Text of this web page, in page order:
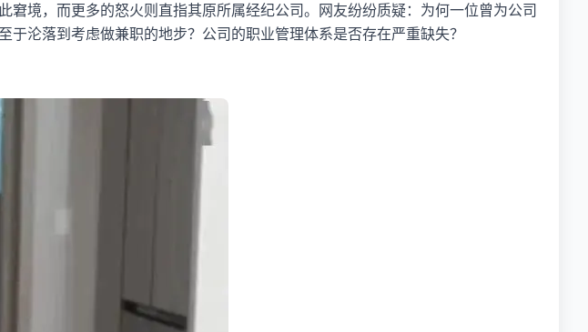
境，而更多的怒火则直指其原所属经纪公司。网友纷纷质疑：为何一位曾为公司
沦落到考虑做兼职的地步？公司的职业管理体系是否存在严重缺失？